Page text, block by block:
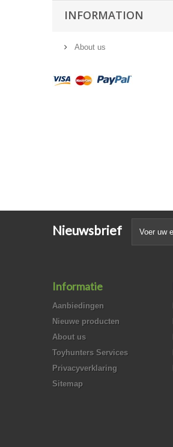
INFORMATION
About us
Nieuwsbrief
Informatie
Aanbiedingen
Nieuwe producten
About us
Toyhunters Services
Privacyverklaring
Sitemap